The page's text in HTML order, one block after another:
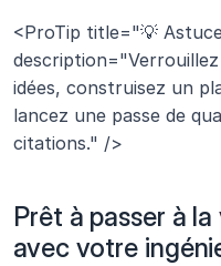
<ProTip title="💡
idées, construisez un
lancez une passe de
citations." />
Prêt à passer à
avec votre